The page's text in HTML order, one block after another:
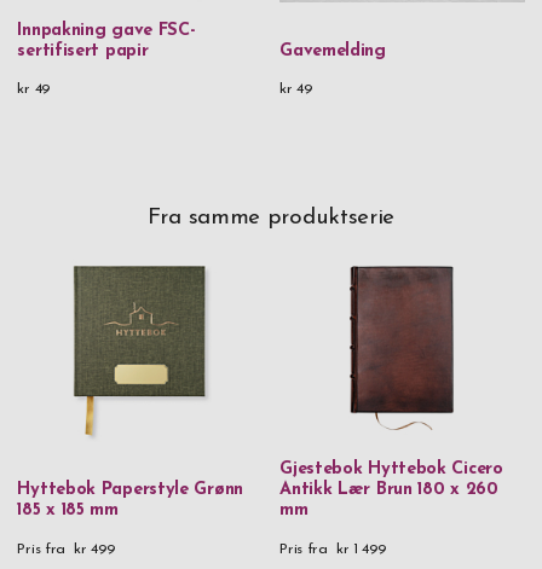
Innpakning gave FSC-
sertifisert papir
kr 49
Gavemelding
kr 49
Fra samme produktserie
Hyttebok Paperstyle Grønn
185 x 185 mm
Pris fra kr 499
Gjestebok Hyttebok Cicero
Antikk Lær Brun 180 x 260
mm
Pris fra kr 1 499